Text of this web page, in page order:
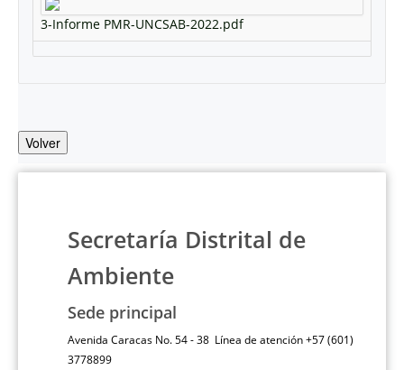
3-Informe PMR-UNCSAB-2022.pdf
Volver
Secretaría Distrital de
Ambiente
Sede principal
Avenida Caracas No. 54 - 38 Línea de atención +57 (601)
3778899